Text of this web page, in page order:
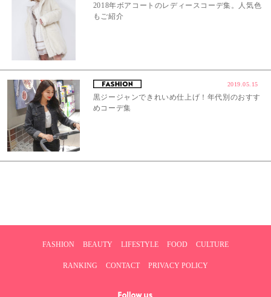
2018年ボアコートのレディースコーデ集。人気色
もご紹介
2019.05.15
黒ジージャンできれいめ仕上げ！年代別のおすす
めコーデ集
FASHION BEAUTY LIFESTYLE FOOD CULTURE
RANKING CONTACT PRIVACY POLICY